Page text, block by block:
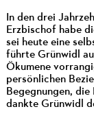
In den drei
Erzbischof habe
sei heute eine
führte Grünwidl
Ökumene
persönlichen
Begegnungen,
dankte Grünwidl